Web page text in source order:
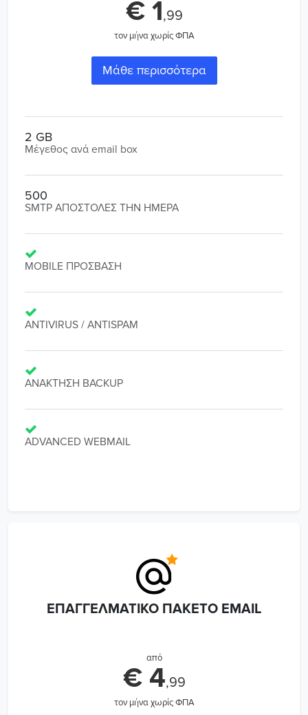
€ 1,99
τον μήνα χωρίς ΦΠΑ
Μάθε περισσότερα
2 GB
Μέγεθος ανά email box
500
SMTP ΑΠΟΣΤΟΛΕΣ ΤΗΝ ΗΜΕΡΑ
MOBILE ΠΡΟΣΒΑΣΗ
ANTIVIRUS / ANTISPAM
ΑΝΑΚΤΗΣΗ BACKUP
ADVANCED WEBMAIL
ΕΠΑΓΓΕΛΜΑΤΙΚΌ ΠΑΚΈΤΟ EMAIL
από
€ 4,99
τον μήνα χωρίς ΦΠΑ